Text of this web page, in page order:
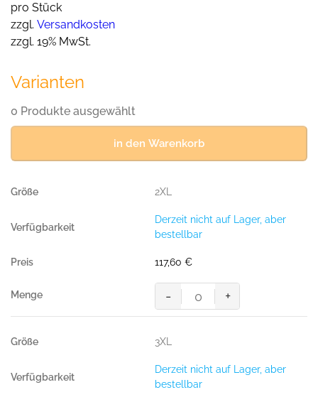
pro Stück
zzgl. Versandkosten
zzgl. 19% MwSt.
Varianten
0 Produkte ausgewählt
in den Warenkorb
2XL
Derzeit nicht auf Lager, aber
bestellbar
117,60 €
MASCOT®
Accel.
Arbeitsjacke
Jacke,
- +
3XL
Derzeit nicht auf Lager, aber
bestellbar